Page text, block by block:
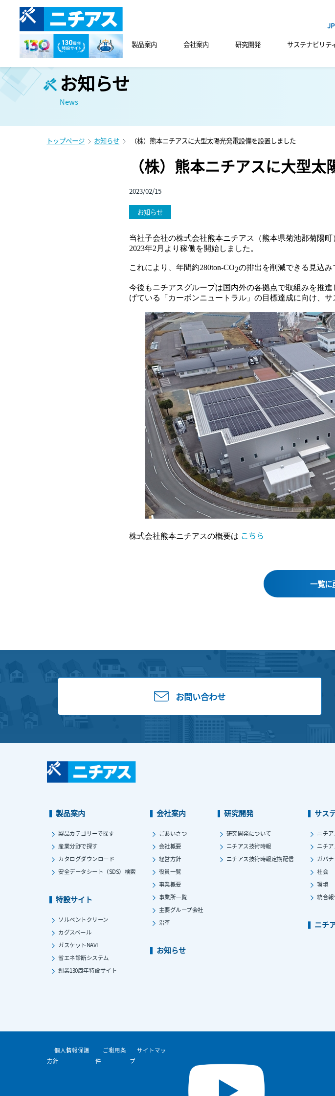
製品案内 会社案内 研究開発 サステナビリテ
お知らせ
News
トップページ お知らせ （株）熊本ニチアスに大型太陽光発電設備を設置しました
（株）熊本ニチアスに大型
2023/02/15
お知らせ
当社子会社の株式会社熊本ニチアス（熊本県菊池郡菊陽
2023年2月より稼働を開始しました。
これにより、年間約280ton-CO2の排出を削減できる見込み
今後もニチアスグループは国内外の各拠点で取組みを推
げている「カーボンニュートラル」の目標達成に向け、
株式会社熊本ニチアスの概要は こちら
一覧に
お問い合わせ
製品案内
製品カテゴリーで探す
産業分野で探す
カタログダウンロード
安全データシート（SDS）検索
特設サイト
ソルベントクリーン
カグスベール
ガスケットNAVI
省エネ診断システム
創業130周年特設サイト
会社案内
ごあいさつ
会社概要
経営方針
役員一覧
事業概要
事業所一覧
主要グループ会社
沿革
お知らせ
研究開発
研究開発について
ニチアス技術時報
ニチアス技術時報定期配信
サス
ニチ
ニチ
ガバナ
社会
環境
統合
ニチ
個人情報保護
方針
ご利用条
件
サイトマッ
プ